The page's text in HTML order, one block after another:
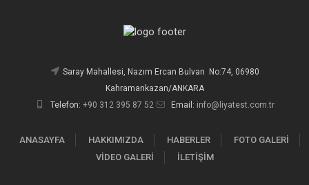
Saray Mahallesi, Nazım Ercan Bulvarı No:74, 06980
Kahramankazan/ANKARA
Telefon: +90 312 395 87 52 Email: info@liyatest.com.tr
ANASAYFA HAKKIMIZDA HABERLER
FOTO GALERİ
VİDEO GALERİ
İLETİŞİM